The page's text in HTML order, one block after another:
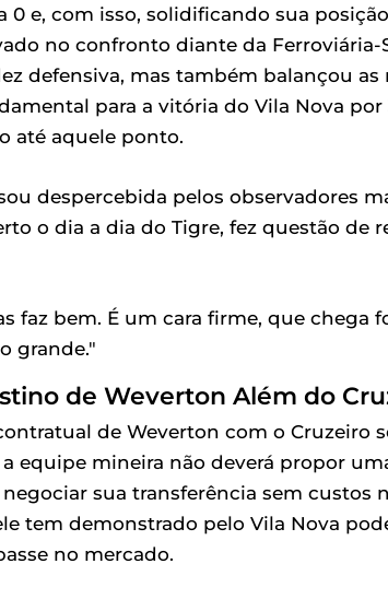
0 e, com isso, solidificando sua
no confronto diante da Ferroviária-
defensiva, mas também balançou as
para a vitória do Vila Nova por
até aquele ponto.
despercebida pelos observadores
o dia a dia do Tigre, fez questão de
faz bem. É um cara firme, que chega
grande."
de Weverton Além do
de Weverton com o Cruzeiro
equipe mineira não deverá propor
sua transferência sem custos
tem demonstrado pelo Vila Nova
no mercado.